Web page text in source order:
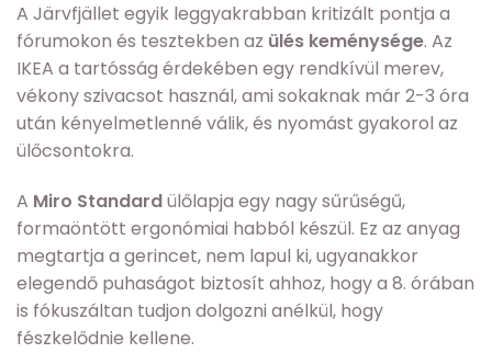
A Järvfjället egyik leggyakrabban kritizált pontja a
fórumokon és tesztekben az ülés keménysége. Az
IKEA a tartósság érdekében egy rendkívül merev,
vékony szivacsot használ, ami sokaknak már 2-3 óra
után kényelmetlenné válik, és nyomást gyakorol az
ülőcsontokra.
A Miro Standardülőlapja egy nagy sűrűségű,
formaöntött ergonómiai habból készül. Ez az anyag
megtartja a gerincet, nem lapul ki, ugyanakkor
elegendő puhaságot biztosít ahhoz, hogy a 8. órában
is fókuszáltan tudjon dolgozni anélkül, hogy
fészkelődnie kellene.